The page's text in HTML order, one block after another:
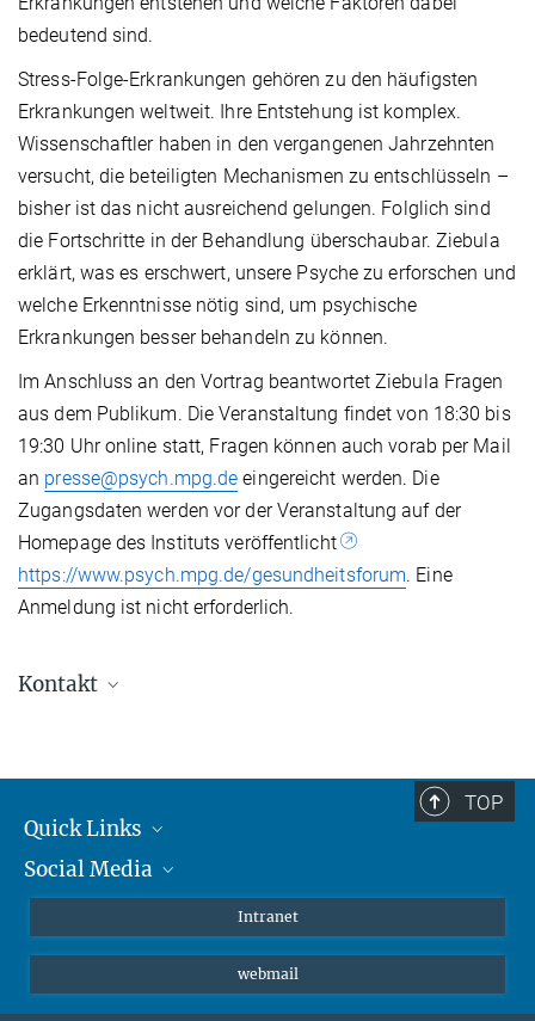
bedeutend sind.
Stress-Folge-Erkrankungen gehören zu den häufigsten
Erkrankungen weltweit. Ihre Entstehung ist komplex.
Wissenschaftler haben in den vergangenen Jahrzehnten
versucht, die beteiligten Mechanismen zu entschlüsseln –
bisher ist das nicht ausreichend gelungen. Folglich sind
die Fortschritte in der Behandlung überschaubar. Ziebula
erklärt, was es erschwert, unsere Psyche zu erforschen und
welche Erkenntnisse nötig sind, um psychische
Erkrankungen besser behandeln zu können.
Im Anschluss an den Vortrag beantwortet Ziebula Fragen
aus dem Publikum. Die Veranstaltung findet von 18:30 bis
19:30 Uhr online statt, Fragen können auch vorab per Mail
an presse@psych.mpg.de eingereicht werden. Die
Zugangsdaten werden vor der Veranstaltung auf der
Homepage des Instituts veröffentlicht
https://www.psych.mpg.de/gesundheitsforum. Eine
Anmeldung ist nicht erforderlich.
Kontakt
TOP
Quick Links
Student*innen/Wissenschaftler*innen
Social Media
Bluesky
Intranet
webmail